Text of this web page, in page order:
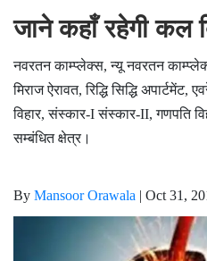
जाने कहाँ रहेगी कल
नवरतन काम्प्लेक्स, न्यू नवरतन
मिराज ऐरावत, रिद्धि सिद्धि
विहार, संस्कार-I संस्कार-II, गणपति
सम्बंधित क्षेत्र।
By Mansoor Orawala | Oct 31,